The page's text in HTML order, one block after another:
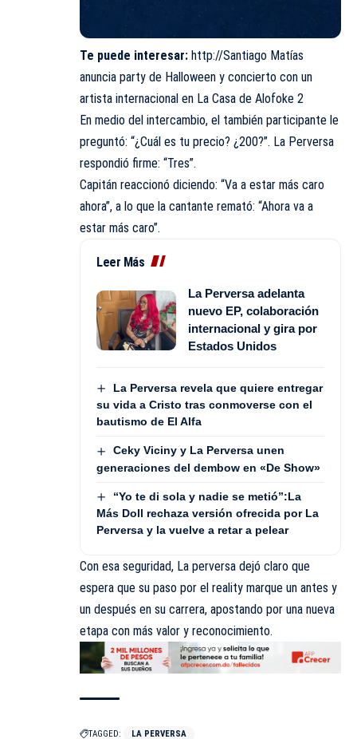
Te puede interesar: http://Santiago Matías
anuncia party de Halloween y concierto con un
artista internacional en La Casa de Alofoke 2
En medio del intercambio, el también participante le
preguntó: “¿Cuál es tu precio? ¿200?”. La Perversa
respondió firme: “Tres”.
Capitán reaccionó diciendo: “Va a estar más caro
ahora”, a lo que la cantante remató: “Ahora va a
estar más caro”.
Leer Más
La Perversa adelanta
nuevo EP, colaboración
internacional y gira por
Estados Unidos
La Perversa revela que quiere entregar
su vida a Cristo tras conmoverse con el
bautismo de El Alfa
Ceky Viciny y La Perversa unen
generaciones del dembow en «De Show»
“Yo te di sola y nadie se metió”:La
Más Doll rechaza versión ofrecida por La
Perversa y la vuelve a retar a pelear
Con esa seguridad, La perversa dejó claro que
espera que su paso por el reality marque un antes y
un después en su carrera, apostando por una nueva
etapa con más valor y reconocimiento.
TAGGED: LA PERVERSA